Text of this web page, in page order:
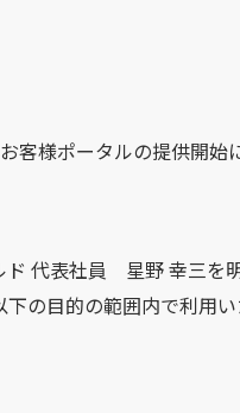
客様ポータルの提供開
代表社員 星野 幸三を
の目的の範囲内で利用い